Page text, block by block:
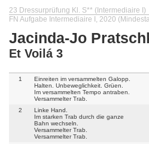
23 Dressurprüfung Kl. S** (Intermediaire I)
FN Aufgabe Intermediaire I, 2020
Jacinda-Jo
Et Voilá 3
1
Einreiten im versammelten Galopp.
Halten. Unbeweglichkeit. Grüen.
Im versammelten Tempo antraben.
Versammelter Trab.
2
Linke Hand.
Im starken Trab durch die ganze
Bahn wechseln.
Versammelter Trab.
Versammelter Trab.